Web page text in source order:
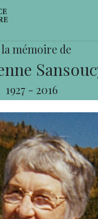
la mémoire de
1927 - 2016